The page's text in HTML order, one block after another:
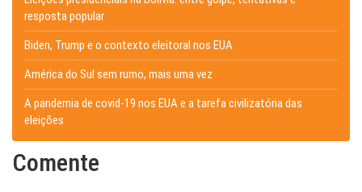
resposta popular
Biden, Trump e o contexto eleitoral nos EUA
América do Sul sem rumo, mais uma vez
A pandemia de covid-19 nos EUA e a tarefa civilizatória das
eleições
Comente